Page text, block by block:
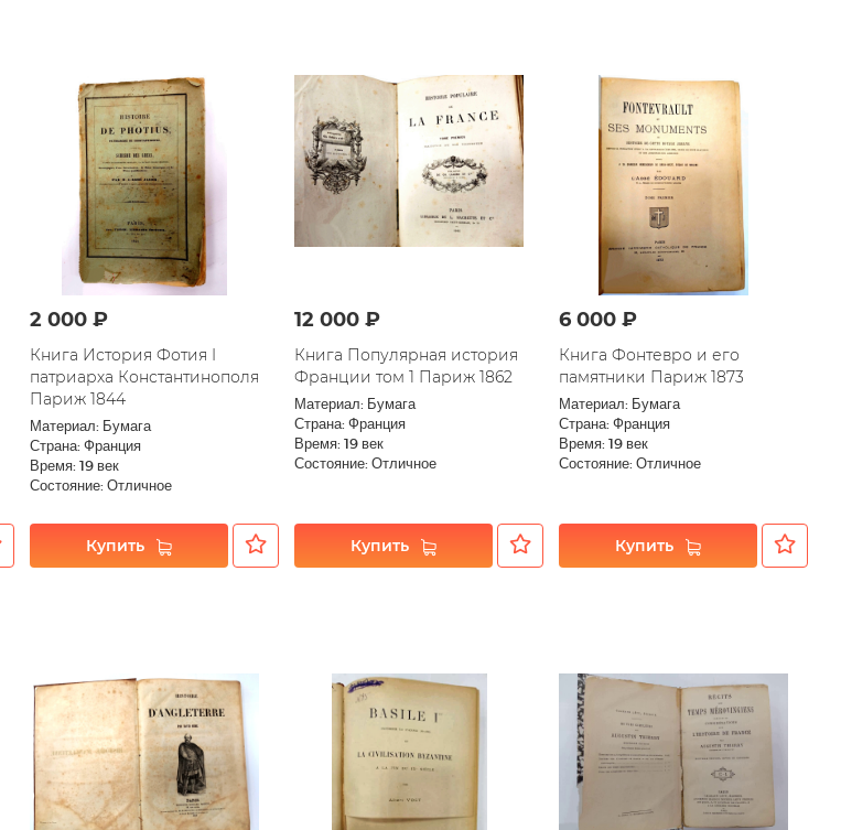
2 000 ₽
Книга История Фотия I
патриарха Константинополя
Париж 1844
Материал: Бумага
Страна: Франция
Время: 19 век
Состояние: Отличное
Купить
12 000 ₽
Книга Популярная история
Франции том 1 Париж 1862
Материал: Бумага
Страна: Франция
Время: 19 век
Состояние: Отличное
Купить
6 000 ₽
Книга Фонтевро и его
памятники Париж 1873
Материал: Бумага
Страна: Франция
Время: 19 век
Состояние: Отличное
Купить